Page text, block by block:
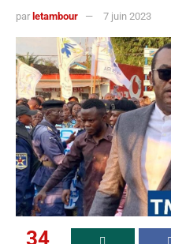
par letambour 7 juin 2023
34